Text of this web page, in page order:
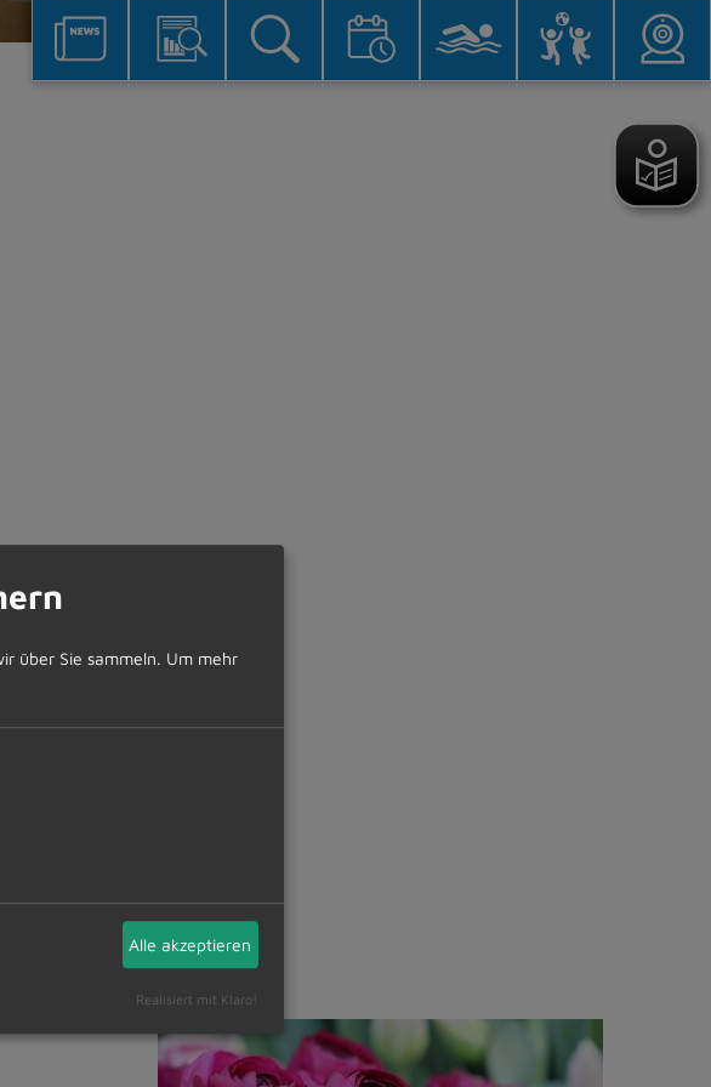
über Sie sammeln. Um mehr
Alle akzeptieren
Realisiert mit Klaro!